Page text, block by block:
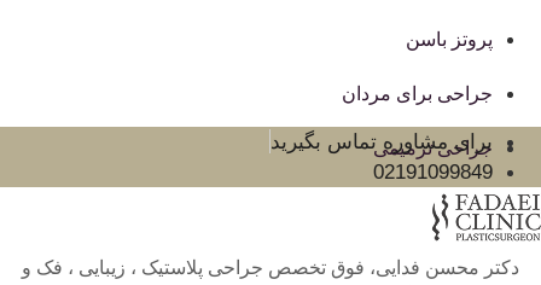
پروتز باسن
جراحی برای مردان
جراحی ترمیمی
برای مشاوره تماس بگیرید
02191099849
دکتر محسن فدایی، فوق تخصص جراحی پلاستیک ، زیبایی ، فک و